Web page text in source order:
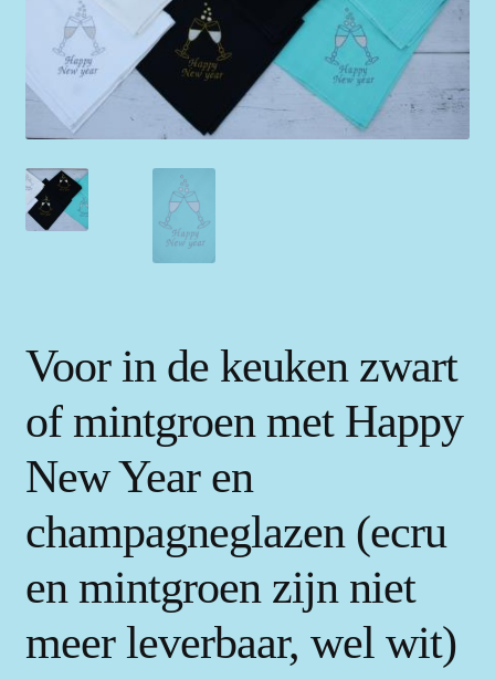
Over ons
Voor in de keuken zwart
of mintgroen met Happy
New Year en
champagneglazen (ecru
en mintgroen zijn niet
meer leverbaar, wel wit)